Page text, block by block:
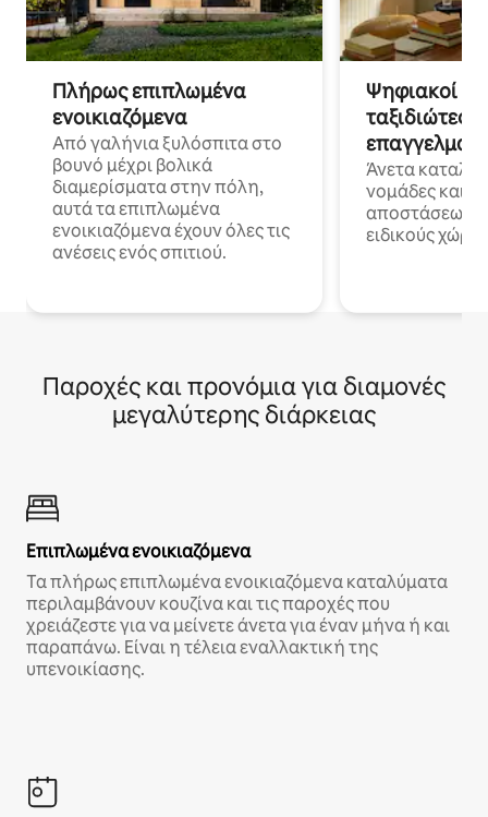
Πλήρως επιπλωμένα
ενοικιαζόμενα
Από γαλήνια ξυλόσπιτα στο
βουνό μέχρι βολικά
διαμερίσματα στην πόλη,
αυτά τα επιπλωμένα
ενοικιαζόμενα έχουν όλες τις
ανέσεις ενός σπιτιού.
Ψηφιακοί
ταξιδιώτες
Άνετα
νομάδες και
αποστάσεως
ειδικούς
Παροχές και προνόμια για διαμονές
μεγαλύτερης διάρκειας
Επιπλωμένα ενοικιαζόμενα
Τα πλήρως επιπλωμένα ενοικιαζόμενα καταλύματα
περιλαμβάνουν κουζίνα και τις παροχές που
χρειάζεστε για να μείνετε άνετα για έναν μήνα ή και
παραπάνω. Είναι η τέλεια εναλλακτική της
υπενοικίασης.